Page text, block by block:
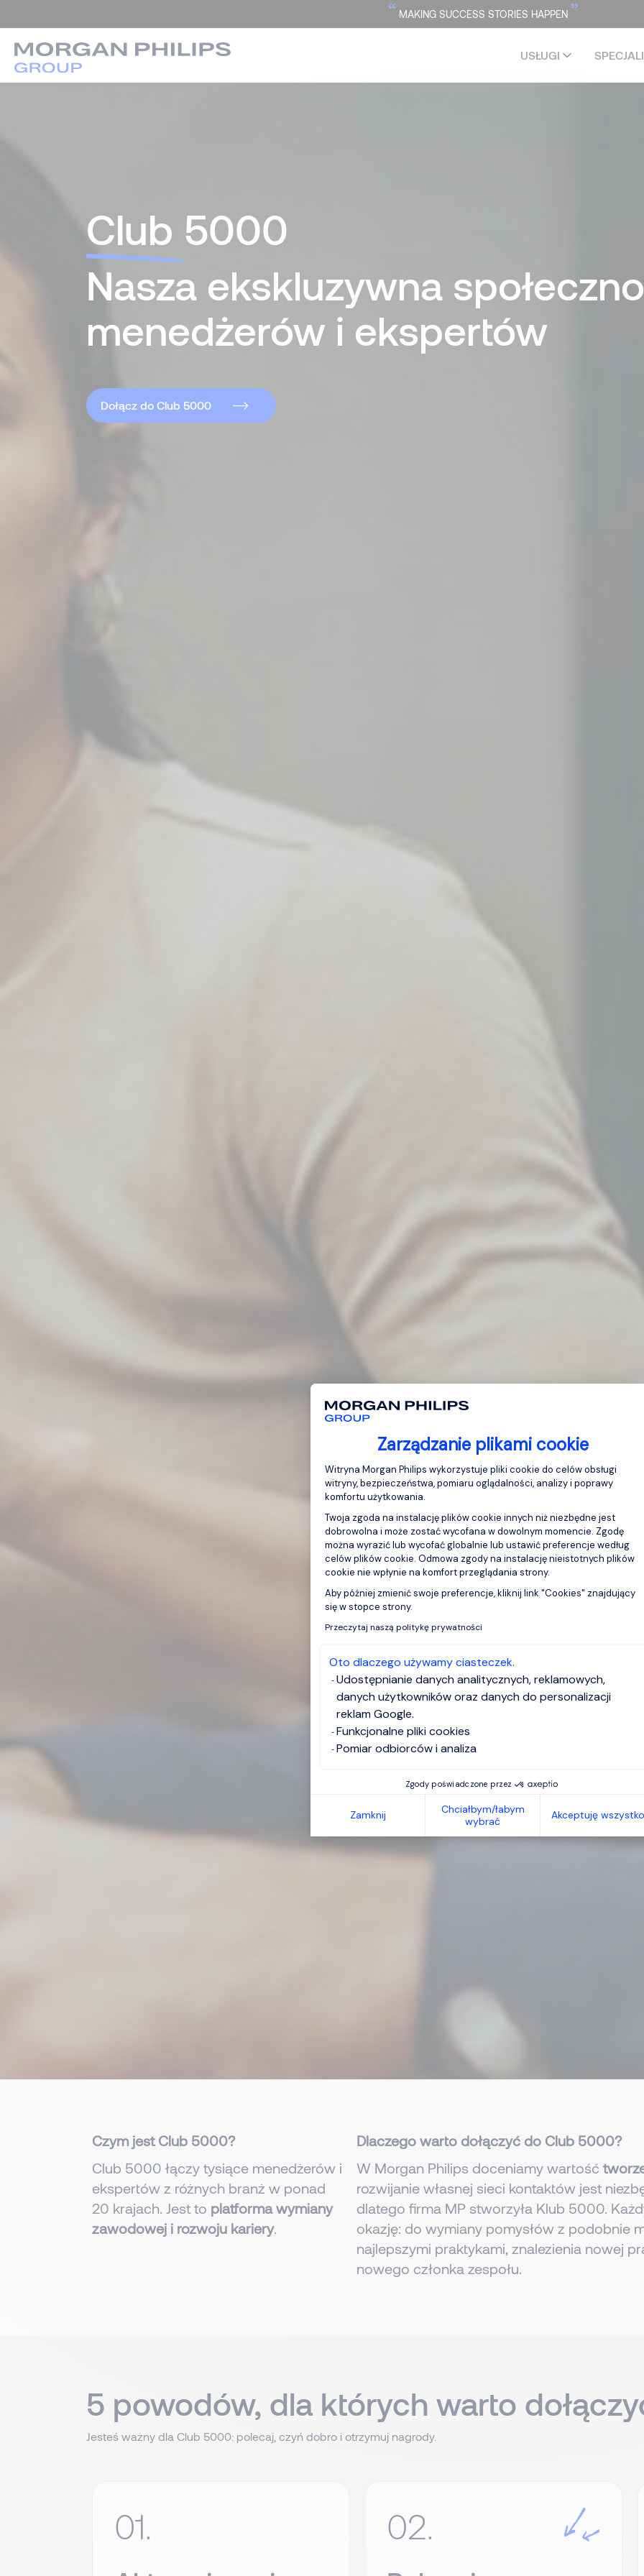
Zarządzanie plikami cookie
Platforma zarządzania zgodą:
Witryna Morgan Philips wykorzystuje pliki cookie do celów obsługi
witryny, bezpieczeństwa, pomiaru oglądalności, analizy i poprawy
komfortu użytkowania.
Twoja zgoda na instalację plików cookie innych niż niezbędne jest
dobrowolna i może zostać wycofana w dowolnym momencie. Zgodę
można wyrazić lub wycofać globalnie lub ustawić preferencje według
celów plików cookie. Odmowa zgody na instalację nieistotnych plików
cookie nie wpłynie na komfort przeglądania strony.
Aby później zmienić swoje preferencje, kliknij link "Cookies" znajdujący
się w stopce strony.
Przeczytaj naszą politykę prywatności
Oto dlaczego używamy ciasteczek.
Udostępnianie danych analitycznych, reklamowych,
danych użytkowników oraz danych do personalizacji
reklam Google.
Funkcjonalne pliki cookies
Pomiar odbiorców i analiza
Zgody poświadczone przez
Zamknij
Chciałbym/łabym
wybrać
Akceptuję
“ MAKING SUCCESS STORIES HAPPEN ”
USŁUGI
Club 5000
Nasza ekskluzywna
menedżerów i ekspertów
Dołącz do Club 5000
Czym jest Club 5000?
Club 5000 łączy tysiące menedżerów i
ekspertów z różnych branż w ponad
20 krajach. Jest to platforma wymiany
zawodowej i rozwoju kariery.
Dlaczego warto dołączyć do Club 5000?
W Morgan Philips doceniamy wartość
rozwijanie własnej sieci kontaktów jest
dlatego firma MP stworzyła Klub 5000.
okazję: do wymiany pomysłów z podobnie
najlepszymi praktykami, znalezienia nowej
nowego członka zespołu.
5 powodów, dla których warto
Jesteś ważny dla Club 5000: polecaj, czyń dobro i otrzymuj nagrody.
01. 02.